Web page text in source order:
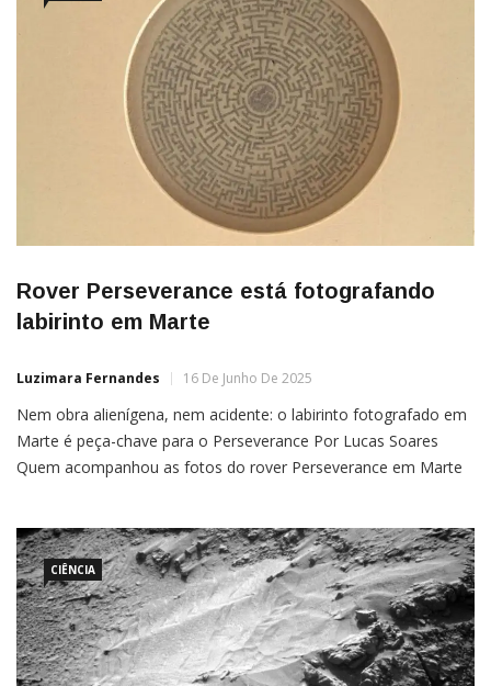
Rover Perseverance está fotografando
labirinto em Marte
Luzimara Fernandes 16 De Junho De 2025
Nem obra alienígena, nem acidente: o labirinto fotografado em
Marte é peça-chave para o Perseverance Por Lucas Soares
Quem acompanhou as fotos do rover Perseverance em Marte
importante para a permanência do veículo por lá. A função […]
CIÊNCIA